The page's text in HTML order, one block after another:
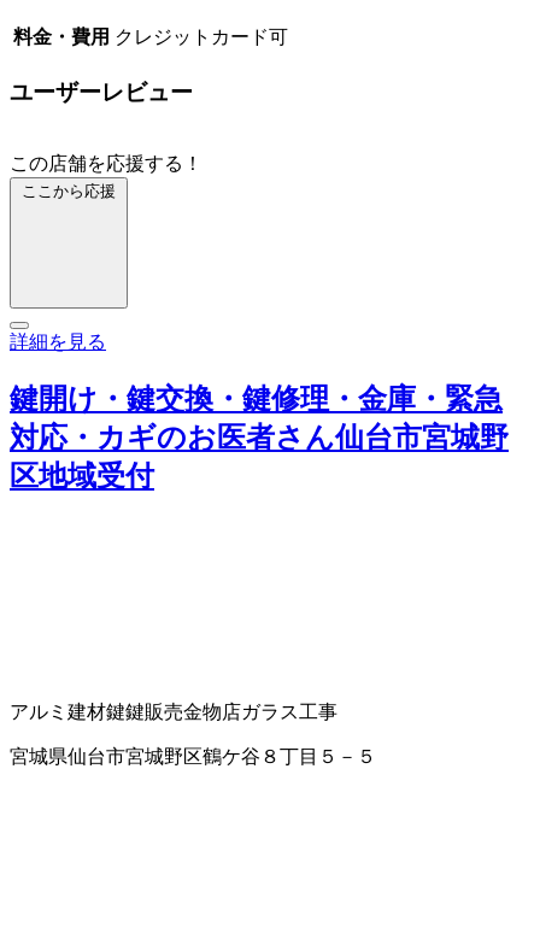
料金・費用 クレジットカード可
ユーザーレビュー
この店舗を応援する！
ここから応援
詳細を見る
鍵開け・鍵交換・鍵修理・金庫・緊急
対応・カギのお医者さん仙台市宮城野
区地域受付
アルミ建材鍵鍵販売金物店ガラス工事
宮城県仙台市宮城野区鶴ケ谷８丁目５－５